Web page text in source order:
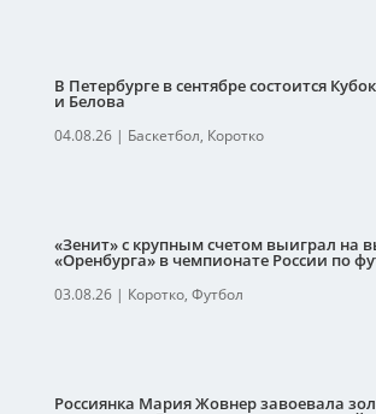
В Петербурге в сентябре состоится
и Белова
04.08.26| Баскетбол, Коротко
«Зенит» с крупным счетом выиграл на
«Оренбурга» в чемпионате России по
03.08.26| Коротко, Футбол
Россиянка Мария Жовнер завоевала